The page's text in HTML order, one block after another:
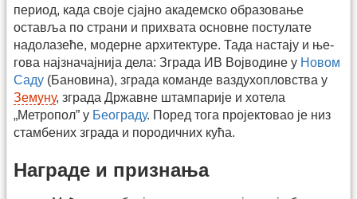
период, када своје сјајно академско образовање
оставља по страни и прихвата основне постулате
надолазеће, модерне архитектуре. Тада настају и ње­
го­ва најзначајнија дела: Зграда ИВ Војводине у Новом
Саду (Бановина), зграда команде ваздухопловства у
Земуну, зграда Држав­не штампарије и хотела
„Метропол” у Београду. Поред тога пројектовао је низ
стамбених зграда и породичних кућа.
Награде и признања